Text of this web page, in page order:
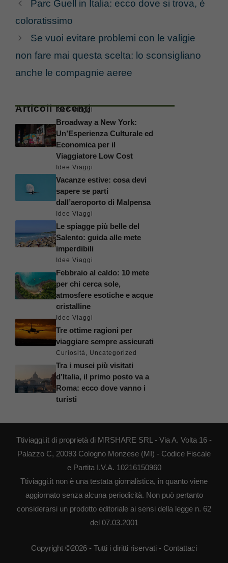
Parc Guell in Italia: ecco dove si trova, è
coloratissimo
Se vuoi evitare problemi con le valigie
non fare mai questa scelta: lo sconsigliano
anche le compagnie aeree
Articoli recenti
Idee Viaggi
Broadway a New York:
Un’Esperienza Culturale ed
Economica per il
Viaggiatore Low Cost
Idee Viaggi
Vacanze estive: cosa devi
sapere se parti
dall’aeroporto di Malpensa
Idee Viaggi
Le spiagge più belle del
Salento: guida alle mete
imperdibili
Idee Viaggi
Febbraio al caldo: 10 mete
per chi cerca sole,
atmosfere esotiche e acque
cristalline
Idee Viaggi
Tre ottime ragioni per
viaggiare sempre assicurati
Curiosità, Uncategorized
Tra i musei più visitati
d’Italia, il primo posto va a
Roma: ecco dove vanno i
turisti
Ttiviaggi.it di proprietà di MRSHARE SRL - Via A. Volta 16 -
Palazzo C, 20093 Cologno Monzese (MI) - Codice Fiscale
e Partita I.V.A. 10216150960
Ttiviaggi.it non è una testata giornalistica, in quanto viene
aggiornato senza alcuna periodicità. Non può pertanto
considerarsi un prodotto editoriale ai sensi della legge n. 62
del 07.03.2001
Copyright ©2026 - Tutti i diritti riservati - Contattaci